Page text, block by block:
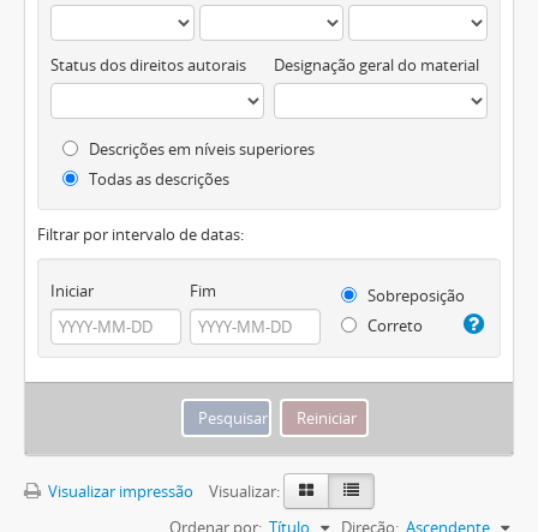
Status dos direitos autorais Designação geral do material
Descrições em níveis superiores
Todas as descrições
Filtrar por intervalo de datas:
Iniciar Fim
Sobreposição
Correto
Visualizar impressão
Visualizar:
Ordenar por: Título Direção: Ascendente